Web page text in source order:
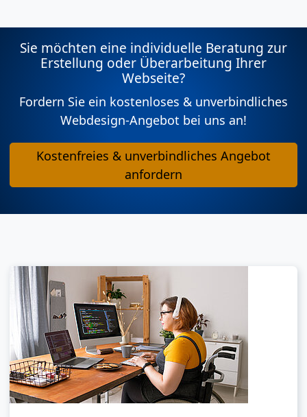
Sie möchten eine individuelle Beratung zur
Erstellung oder Überarbeitung Ihrer
Webseite?
Fordern Sie ein kostenloses & unverbindliches
Webdesign-Angebot bei uns an!
Kostenfreies & unverbindliches Angebot
anfordern